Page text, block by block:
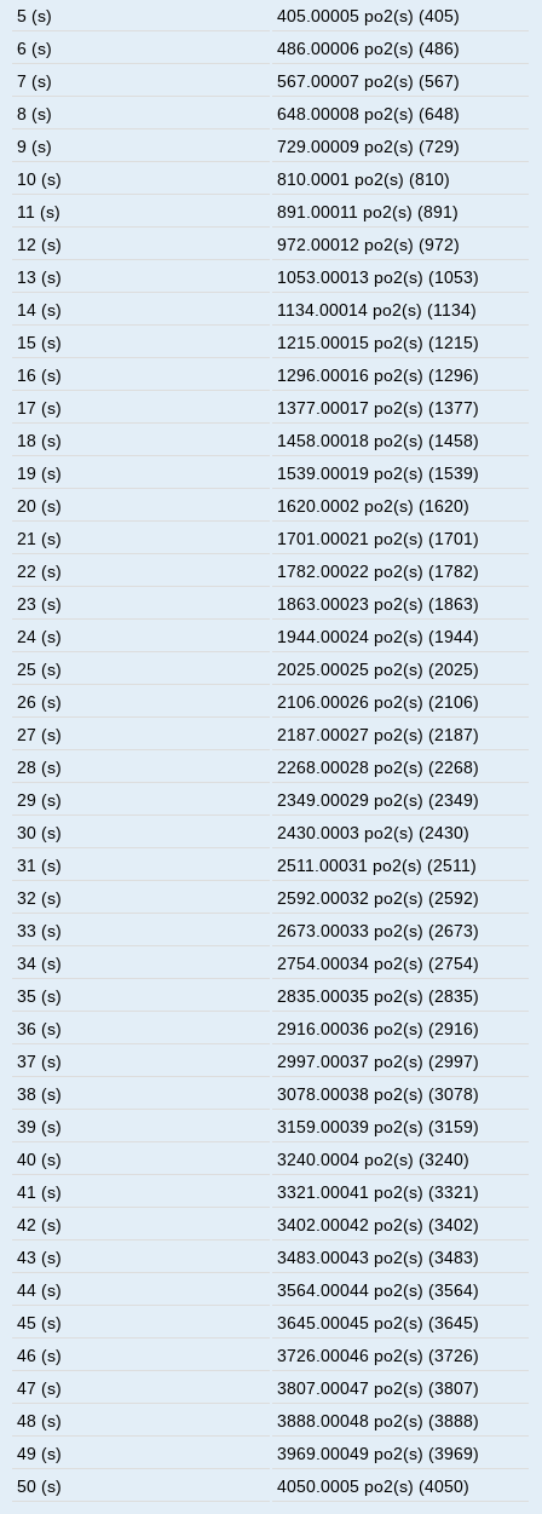
5 (s)
405.00005 po2(s) (405)
6 (s)
486.00006 po2(s) (486)
7 (s)
567.00007 po2(s) (567)
8 (s)
648.00008 po2(s) (648)
9 (s)
729.00009 po2(s) (729)
10 (s)
810.0001 po2(s) (810)
11 (s)
891.00011 po2(s) (891)
12 (s)
972.00012 po2(s) (972)
13 (s)
1053.00013 po2(s) (1053)
14 (s)
1134.00014 po2(s) (1134)
15 (s)
1215.00015 po2(s) (1215)
16 (s)
1296.00016 po2(s) (1296)
17 (s)
1377.00017 po2(s) (1377)
18 (s)
1458.00018 po2(s) (1458)
19 (s)
1539.00019 po2(s) (1539)
20 (s)
1620.0002 po2(s) (1620)
21 (s)
1701.00021 po2(s) (1701)
22 (s)
1782.00022 po2(s) (1782)
23 (s)
1863.00023 po2(s) (1863)
24 (s)
1944.00024 po2(s) (1944)
25 (s)
2025.00025 po2(s) (2025)
26 (s)
2106.00026 po2(s) (2106)
27 (s)
2187.00027 po2(s) (2187)
28 (s)
2268.00028 po2(s) (2268)
29 (s)
2349.00029 po2(s) (2349)
30 (s)
2430.0003 po2(s) (2430)
31 (s)
2511.00031 po2(s) (2511)
32 (s)
2592.00032 po2(s) (2592)
33 (s)
2673.00033 po2(s) (2673)
34 (s)
2754.00034 po2(s) (2754)
35 (s)
2835.00035 po2(s) (2835)
36 (s)
2916.00036 po2(s) (2916)
37 (s)
2997.00037 po2(s) (2997)
38 (s)
3078.00038 po2(s) (3078)
39 (s)
3159.00039 po2(s) (3159)
40 (s)
3240.0004 po2(s) (3240)
41 (s)
3321.00041 po2(s) (3321)
42 (s)
3402.00042 po2(s) (3402)
43 (s)
3483.00043 po2(s) (3483)
44 (s)
3564.00044 po2(s) (3564)
45 (s)
3645.00045 po2(s) (3645)
46 (s)
3726.00046 po2(s) (3726)
47 (s)
3807.00047 po2(s) (3807)
48 (s)
3888.00048 po2(s) (3888)
49 (s)
3969.00049 po2(s) (3969)
50 (s)
4050.0005 po2(s) (4050)